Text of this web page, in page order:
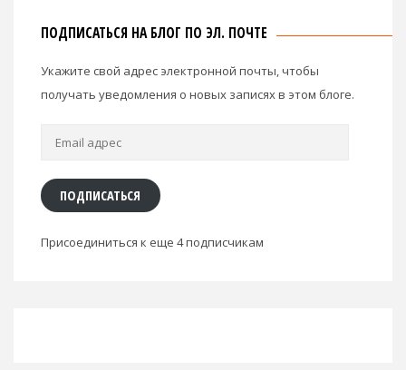
ПОДПИСАТЬСЯ НА БЛОГ ПО ЭЛ. ПОЧТЕ
Укажите свой адрес электронной почты, чтобы
получать уведомления о новых записях в этом блоге.
Email
ПОДПИСАТЬСЯ
Присоединиться к еще 4 подписчикам